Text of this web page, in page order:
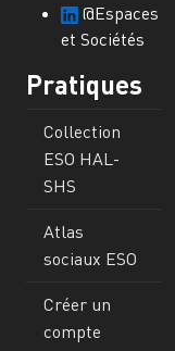
@Espaces
et Sociétés
Pratiques
Collection
ESO HAL-
SHS
Atlas
sociaux ESO
Créer un
compte